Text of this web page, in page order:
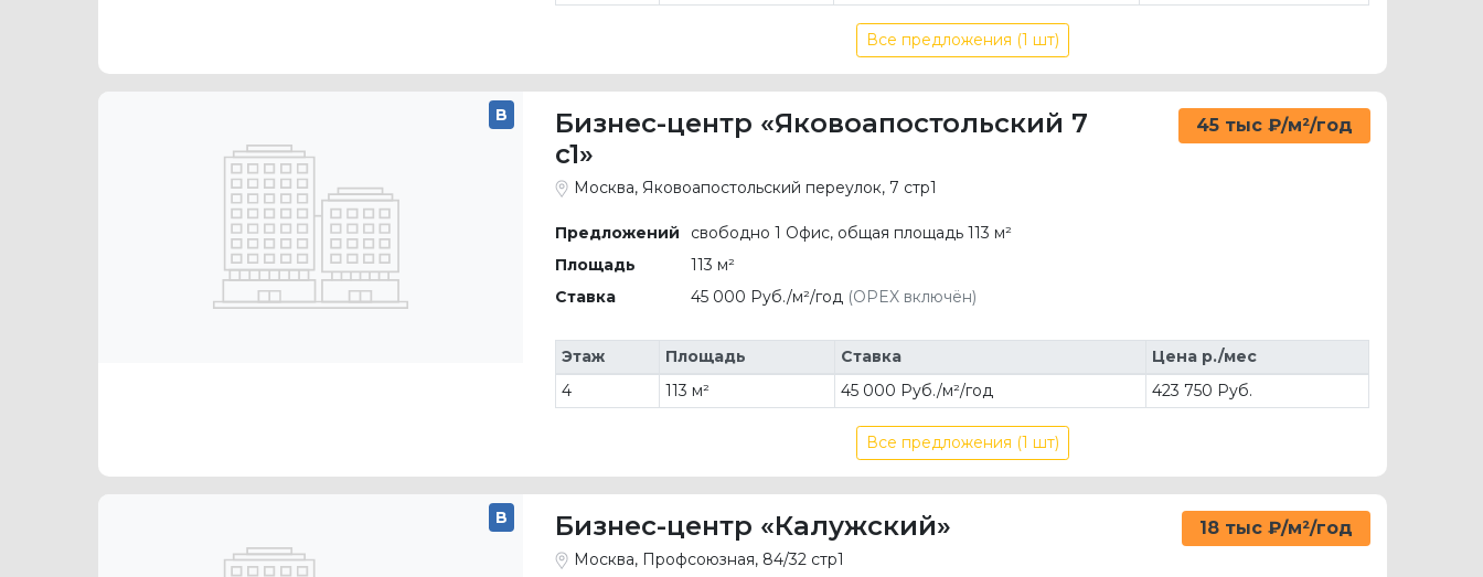
Все предложения (1 шт)
B
Бизнес-центр «Яковоапостольский 7
c1»
45 тыс ₽/м²/год
Москва, Яковоапостольский переулок, 7 стр1
Предложений
свободно 1 Офис, общая площадь 113 м²
Площадь
113 м²
Ставка
45 000 Руб./м²/год (OPEX включён)
Этаж Площадь Ставка
Цена р./мес
4
113 м² 45 000 Руб./м²/год 423 750 Руб.
Все предложения (1 шт)
B Бизнес-центр «Калужский» 18 тыс ₽/м²/год
Москва, Профсоюзная, 84/32 стр1